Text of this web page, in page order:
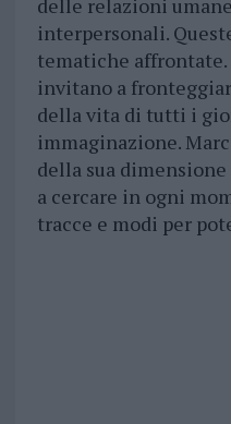
delle relazioni
interpersonali.
tematiche
invitano a
della vita di tutti i
immaginazione.
della sua
a cercare in ogni
tracce e modi per